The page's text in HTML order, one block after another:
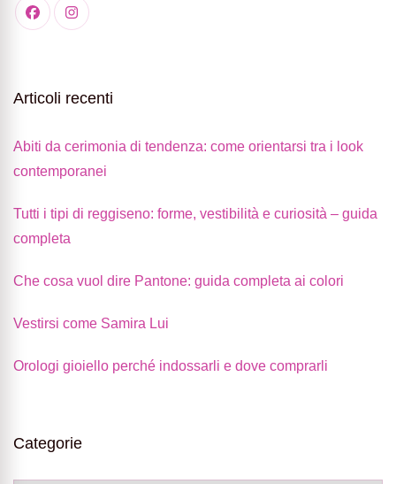
Articoli recenti
Abiti da cerimonia di tendenza: come orientarsi tra i look
contemporanei
Tutti i tipi di reggiseno: forme, vestibilità e curiosità – guida
completa
Che cosa vuol dire Pantone: guida completa ai colori
Vestirsi come Samira Lui
Orologi gioiello perché indossarli e dove comprarli
Categorie